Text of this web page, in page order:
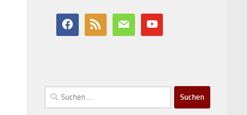
Suchen
nach: